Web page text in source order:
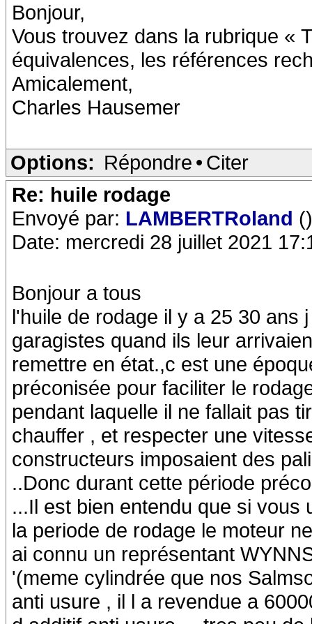
Bonjour,
Vous trouvez dans la rubrique «
équivalences, les références
Amicalement,
Charles Hausemer
Options: Répondre • Citer
Re: huile rodage
Envoyé par: LAMBERTRoland ()
Date: mercredi 28 juillet 2021
Bonjour a tous
l'huile de rodage il y a 25 30 ans
garagistes quand ils leur
remettre en état.,c est une
préconisée pour faciliter le
pendant laquelle il ne fallait pas
chauffer , et respecter une
constructeurs imposaient des
..Donc durant cette période
...Il est bien entendu que si vous
la periode de rodage le moteur
ai connu un représentant
'(meme cylindrée que nos
anti usure , il l a revendue a